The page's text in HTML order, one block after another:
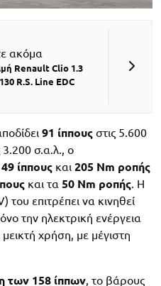
ακόμα
Renault Clio 1.3
R.S. Line EDC
91 ίππους στις 5.600
3.200 σ.α.λ., ο
49 ίππους και 205 Nm ροπής
και τα 50 Nm ροπής. Η
του επιτρέπει να κινηθεί
την ηλεκτρική ενέργεια
χρήση, με μέγιστη
των 158 ίππων, το βάρους